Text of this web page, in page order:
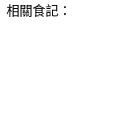
相關食記：